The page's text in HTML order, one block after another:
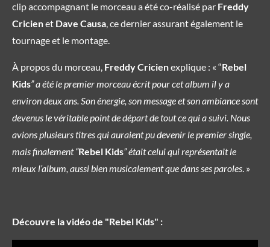
clip accompagnant le morceau a été co-réalisé par Freddy
Cricienet Dave Causa, ce dernier assurant également le
tournage et le montage.
À propos du morceau, Freddy Cricienexplique : « “Rebel
Kids” a été le premier morceau écrit pour cet album il y a
environ deux ans. Son énergie, son message et son ambiance sont
devenus le véritable point de départ de tout ce qui a suivi. Nous
avions plusieurs titres qui auraient pu devenir le premier single,
mais finalement “Rebel Kids” était celui qui représentait le
mieux l’album, aussi bien musicalement que dans ses paroles. »
Découvre la vidéo de "Rebel Kids" :